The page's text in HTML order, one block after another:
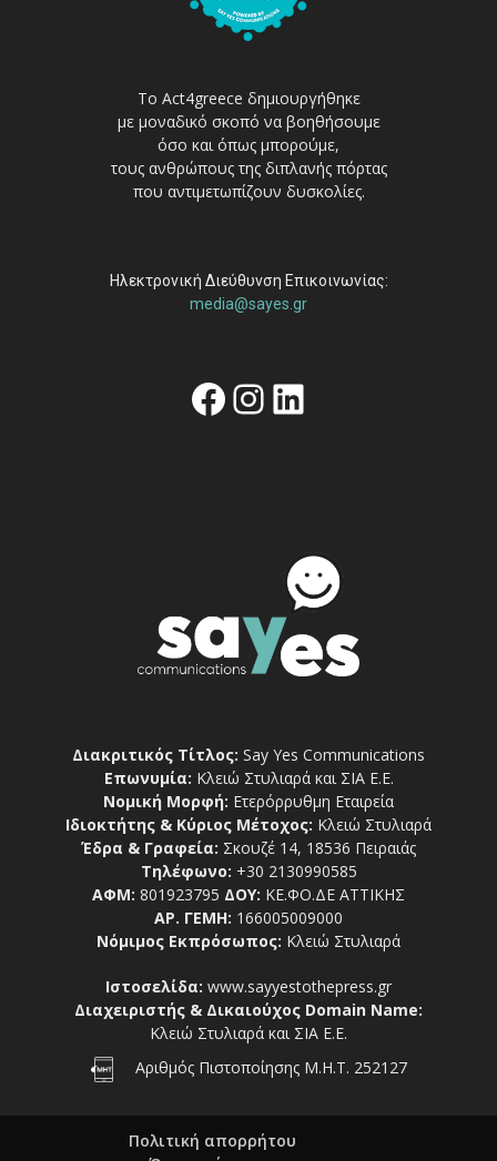
Το Act4greece δημιουργήθηκε
με μοναδικό σκοπό να βοηθήσουμε
όσο και όπως μπορούμε,
τους ανθρώπους της διπλανής πόρτας
που αντιμετωπίζουν δυσκολίες.
Ηλεκτρονική Διεύθυνση Επικοινωνίας:
media@sayes.gr
Facebook
Instagram
Linkedin
Διακριτικός Τίτλος: Say Yes Communications
Επωνυμία: Κλειώ Στυλιαρά και ΣΙΑ Ε.Ε.
Νομική Μορφή: Ετερόρρυθμη Εταιρεία
Ιδιοκτήτης & Κύριος Μέτοχος: Κλειώ Στυλιαρά
Έδρα & Γραφεία: Σκουζέ 14, 18536 Πειραιάς
Τηλέφωνο: +30 2130990585
ΑΦΜ: 801923795 ΔΟΥ: ΚΕ.ΦΟ.ΔΕ ΑΤΤΙΚΗΣ
ΑΡ. ΓΕΜΗ: 166005009000
Νόμιμος Εκπρόσωπος: Κλειώ Στυλιαρά
Ιστοσελίδα: www.sayyestothepress.gr
Διαχειριστής & Δικαιούχος Domain Name:
Κλειώ Στυλιαρά και ΣΙΑ Ε.Ε.
Αριθμός Πιστοποίησης Μ.Η.Τ. 252127
Πολιτική απορρήτου